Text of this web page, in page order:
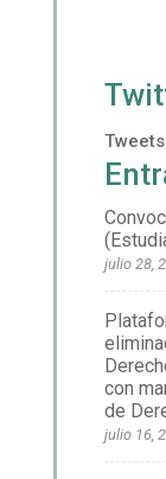
julio 28,
con
de
julio 16,